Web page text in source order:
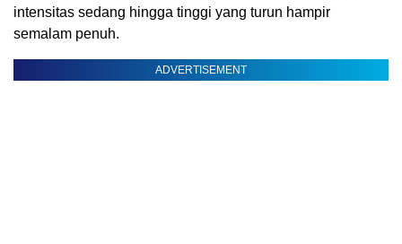
intensitas sedang hingga tinggi yang turun hampir
semalam penuh.
ADVERTISEMENT